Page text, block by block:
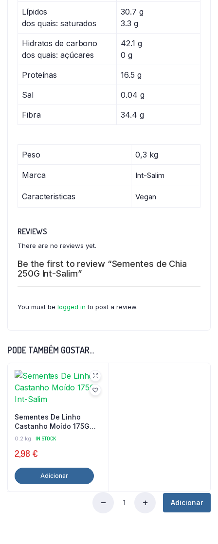
Lípidos
dos quais: saturados
30.7 g
3.3 g
Hidratos de carbono
dos quais: açúcares
42.1 g
0 g
Proteínas 16.5 g
Sal 0.04 g
Fibra 34.4 g
Peso 0,3 kg
Marca Int-Salim
Caracteristicas Vegan
REVIEWS
There are no reviews yet.
Be the first to review “Sementes de Chia
250G Int-Salim”
You must be logged in to post a review.
PODE TAMBÉM GOSTAR…
Sementes De Linho
Castanho Moído 175G
Int-Salim
0.2 kg IN STOCK
2,98 €
Adicionar
Adicionar